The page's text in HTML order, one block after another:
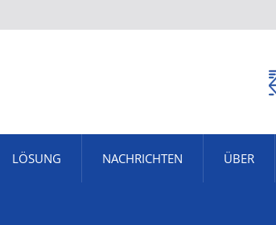
LÖSUNG NACHRICHTEN ÜBER